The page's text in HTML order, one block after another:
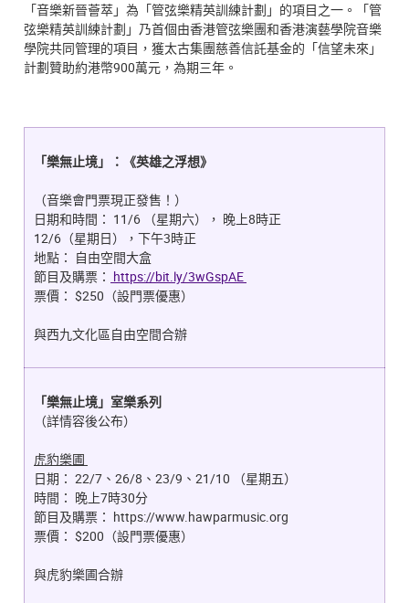
「音樂新晉薈萃」為「管弦樂精英訓練計劃」的項目之一。「管
弦樂精英訓練計劃」乃首個由香港管弦樂團和香港演藝學院音樂
學院共同管理的項目，獲太古集團慈善信託基金的「信望未來」
計劃贊助約港幣900萬元，為期三年。
「樂無止境」：《英雄之浮想》
（音樂會門票現正發售！）
日期和時間： 11/6 （星期六）， 晚上8時正
12/6（星期日），下午3時正
地點： 自由空間大盒
節目及購票： https://bit.ly/3wGspAE
票價： $250（設門票優惠）
與西九文化區自由空間合辦
「樂無止境」室樂系列
（詳情容後公布）
虎豹樂圃
日期： 22/7、26/8、23/9、21/10 （星期五）
時間： 晚上7時30分
節目及購票： https://www.hawparmusic.org
票價： $200（設門票優惠）
與虎豹樂圃合辦